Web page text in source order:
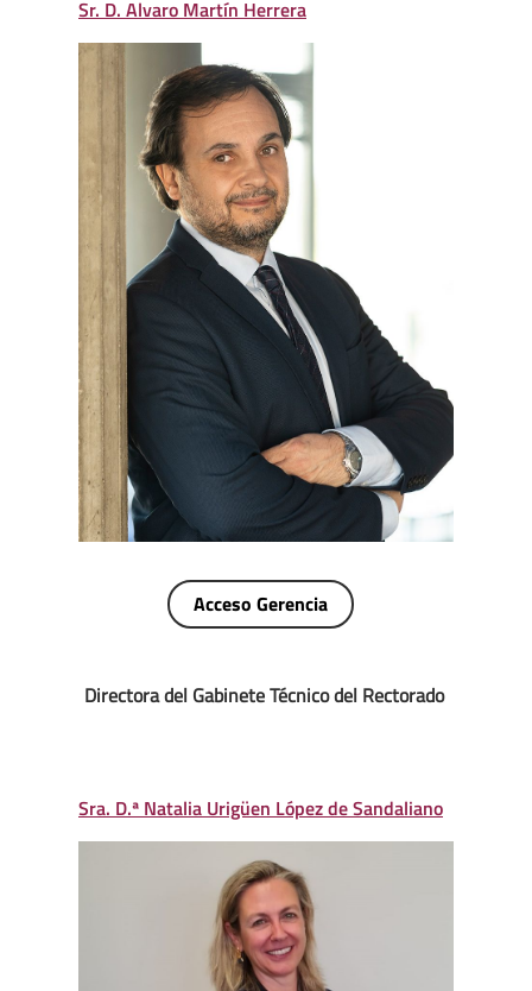
Sr. D. Alvaro Martín Herrera
Acceso Gerencia
Directora del Gabinete Técnico del Rectorado
Sra. D.ª Natalia Urigüen López de Sandaliano